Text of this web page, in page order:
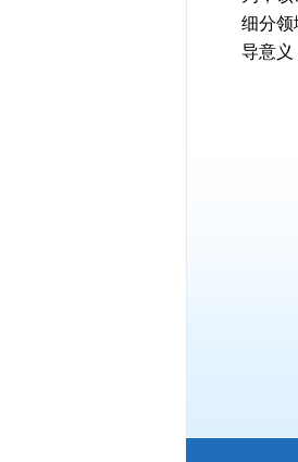
细分领
导意义